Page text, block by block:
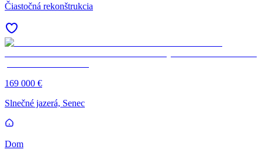
Čiastočná rekonštrukcia
169 000 €
Slnečné jazerá, Senec
Dom